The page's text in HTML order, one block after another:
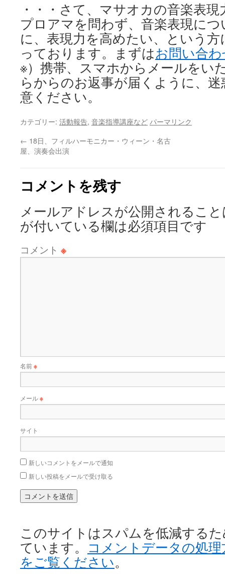
・・・さて、マサオカの音楽表
プロアマを問わず、音楽表現に
に、表現力を高めたい、という
っております。まずはお問い合
※）携帯、スマホからメールをい
らからのお返事が届くように、
意ください。
カテゴリー: 活動報告, 音楽指導講座など パーマリンク
← 18日、フィルハーモニカー・ウィーン・名古
屋、演奏会出演
コメントを残す
メールアドレスが公開されるこ
が付いている欄は必須項目です
コメント ※
名前※
メール※
サイト
新しいコメントをメールで通知
新しい投稿をメールで受け取る
このサイトはスパムを低減するた
ています。
コメントデータの処
をご覧ください。